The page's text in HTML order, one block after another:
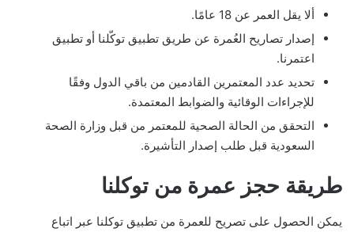
ألا يقل العمر عن 18 عامًا.
إصدار تصاريح العُمرة عن طريق تطبيق توكّلنا أو تطبيق
اعتمرنا.
تحديد عدد المعتمرين القادمين من باقي الدول وفقًا
للإجراءات الوقائية والضوابط المعتمدة.
التحقق من الحالة الصحية للمعتمر من قبل وزارة الصحة
السعودية قبل طلب إصدار التأشيرة.
طريقة حجز عمرة من توكلنا
يمكن الحصول على تصريح للعمرة من تطبيق توكلنا عبر اتباع